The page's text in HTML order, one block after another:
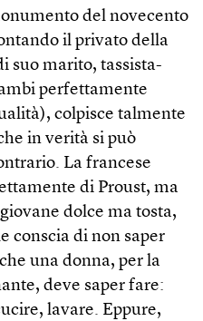
del novecento
il privato della
suo marito, tassista-
perfettamente
colpisce talmente
in verità si può
La francese
di Proust, ma
dolce ma tosta,
conscia di non saper
una donna, per la
deve saper fare:
lavare. Eppure,